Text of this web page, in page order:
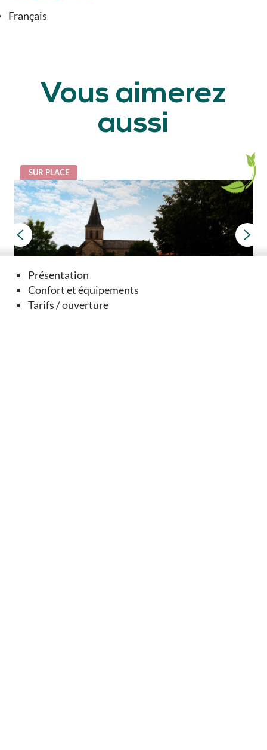
Présentation
Confort et équipements
Tarifs / ouverture
Français
Vous aimerez
aussi
SUR PLACE